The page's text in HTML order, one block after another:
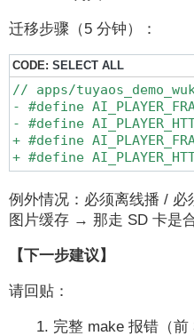
迁移步骤（5 分钟）：
CODE: SELECT ALL
// apps/
- #define
- #define
+ #define
+ #define
例外情况：必须离线播 / 必
图片缓存 → 那走 SD 卡是合
【下一步建议】
请回贴：
完整 make 报错（前